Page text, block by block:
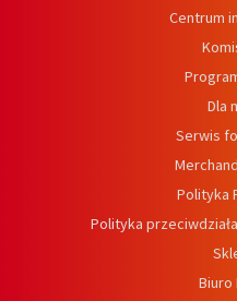
Centrum
Dla
Serwis
Polityka
Polityka
Biuro